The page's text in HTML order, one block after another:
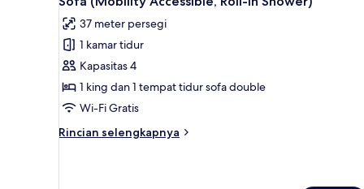
foto
untuk
Suite,
1
Tempat
Tidur
King
dengan
37 meter persegi
1 kamar tidur
Kapasitas 4
1 king dan 1 tempat tidur sofa double
Wi-Fi Gratis
Rincian selengkapnya
Rincian